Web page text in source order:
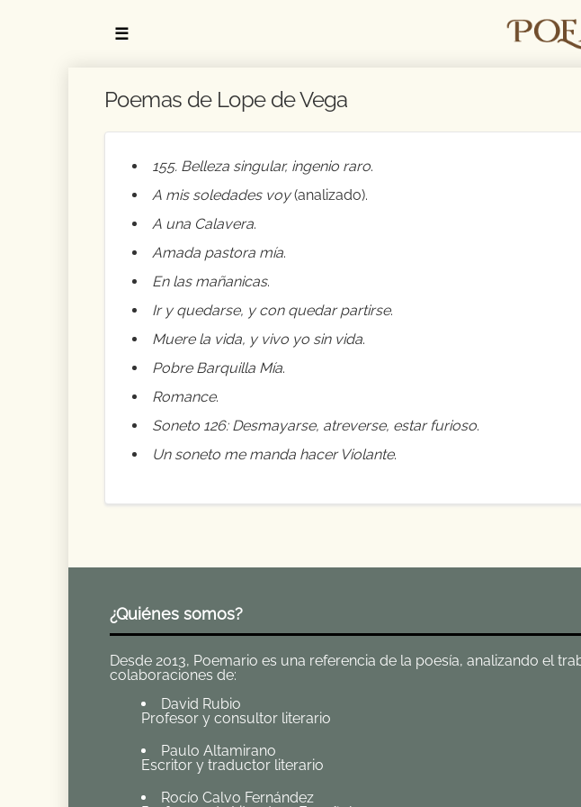
☰
Poemas de Lope de Vega
155. Belleza singular, ingenio raro.
A mis soledades voy(analizado).
A una Calavera.
Amada pastora mía.
En las mañanicas.
Ir y quedarse, y con quedar partirse.
Muere la vida, y vivo yo sin vida.
Pobre Barquilla Mía.
Romance.
Soneto 126: Desmayarse, atreverse, estar furioso.
Un soneto me manda hacer Violante.
¿Quiénes somos?
Desde 2013, Poemario es una referencia de la poesía, analizando el
colaboraciones de:
David Rubio
Profesor y consultor literario
Paulo Altamirano
Escritor y traductor literario
Rocío Calvo Fernández